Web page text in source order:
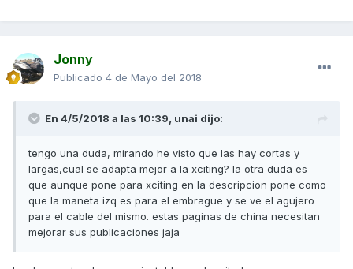
Jonny
Publicado 4 de Mayo del 2018
En 4/5/2018 a las 10:39, unai dijo:
tengo una duda, mirando he visto que las hay cortas y
largas,cual se adapta mejor a la xciting? la otra duda es
que aunque pone para xciting en la descripcion pone como
que la maneta izq es para el embrague y se ve el agujero
para el cable del mismo. estas paginas de china necesitan
mejorar sus publicaciones jaja